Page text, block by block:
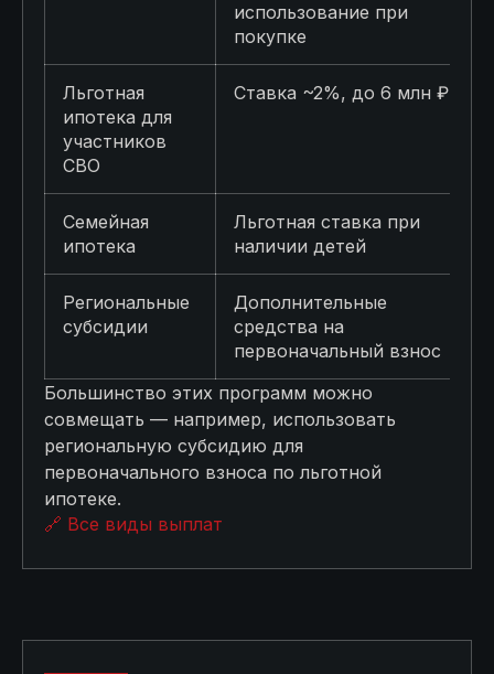
использование при
покупке
Льготная
ипотека для
участников
СВО
Ставка ~2%, до 6 млн ₽
Семейная
ипотека
Льготная ставка при
наличии детей
Региональные
субсидии
Дополнительные
средства на
первоначальный взнос
Большинство этих программ можно
совмещать — например, использовать
региональную субсидию для
первоначального взноса по льготной
ипотеке.
🔗 Все виды выплат